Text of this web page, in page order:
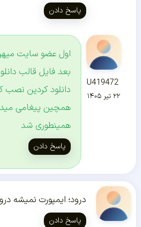
پاسخ دادن
U419472
۲۲ تیر ۱۴۰۵
اول عضو سایت
بعد فایل قالب
دانلود کردین نصب
همچین پیغامی
همینطوری شد
پاسخ دادن
درود؛ ایمپورت نمیشه
پاسخ دادن